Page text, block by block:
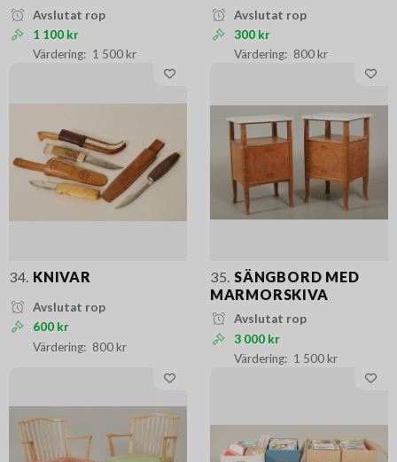
Avslutat rop
1 100 kr
1 500 kr
Avslutat rop
300 kr
800 kr
34. KNIVAR
Avslutat rop
600 kr
800 kr
35. SÄNGBORD MED
MARMORSKIVA
Avslutat rop
3 000 kr
1 500 kr